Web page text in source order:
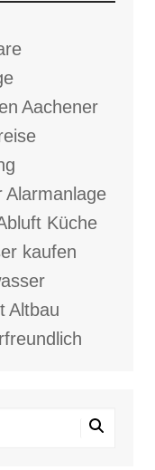
Aachener
Alarmanlage
Küche
kaufen
Altbau